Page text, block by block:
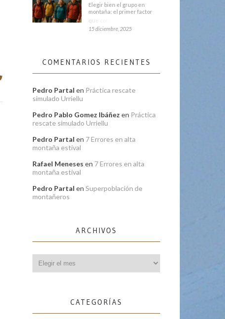
Elegir bien el grupo en
montaña: el primer factor
que condiciona tu
15 diciembre, 2025
COMENTARIOS RECIENTES
Pedro Partal en Práctica rescate
simulado Urriellu
Pedro Pablo Gomez Ibáñez en Práctica
rescate simulado Urriellu
Pedro Partal en 7 Errores en alta
montaña estival
Rafael Meneses en 7 Errores en alta
montaña estival
Pedro Partal en Superpoblación de
montañeros
ARCHIVOS
CATEGORÍAS